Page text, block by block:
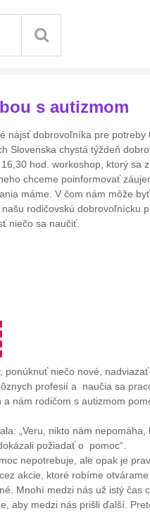
s autizmom
nájsť dobrovoľníka pre potreby
Slovenska chystá týždeň
hod. workoshop, ktorý sa
chceme poinformovať
máme. V čom nám môže
našu rodičovskú dobrovoľnícku
niečo sa naučiť.
niečo nové,
profesií a naučia sa
nám rodičom s autizmom
„Veru, nikto nám
požiadať o pomoc“.
nepotrebuje, ale opak je
akcie, ktoré robíme
Mnohí medzi nás už istý
aby medzi nás prišli ďalší.